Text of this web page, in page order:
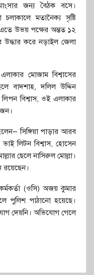
জন্য বৈঠক বসে।
মতানৈক্য সৃষ্টি
এতে উভয় পক্ষের অন্তত ১২
করে নড়াইল জেলা
মোজাম বিশ্বাসের
বাদশাহ, দলিল উদ্দিন
লিপন বিশ্বাস, ওই এলাকার
জন।
সিঙ্গিয়া পাড়ার আরব
ভাই লিটন বিশ্বাস, হোসেন
ছেলে নাসিরুল মোল্লা।
রয়েছেন।
(ওসি) অজয় কুমার
পুলিশ পাঠানো হয়েছে।
দেয়নি। অভিযোগ গেলে